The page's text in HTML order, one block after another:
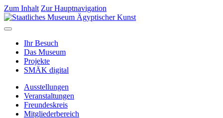
Zum Inhalt Zur Hauptnavigation
Ihr Besuch
Das Museum
Projekte
SMÄK digital
Ausstellungen
Veranstaltungen
Freundeskreis
Mitgliederbereich